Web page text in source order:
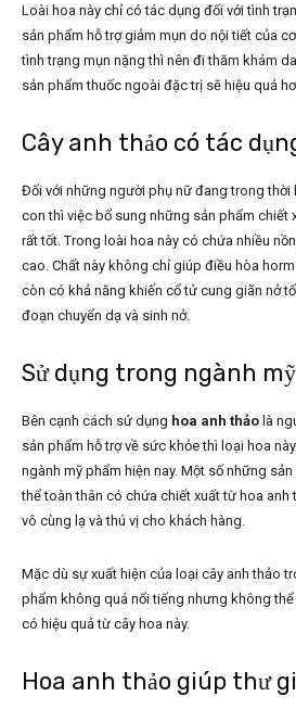
Loài hoa này chỉ có tác dụng đối với tình
sản phẩm hỗ trợ giảm mụn do nội tiết của
tình trạng mụn nặng thì nên đi thăm khám
sản phẩm thuốc ngoài đặc trị sẽ hiệu quả
Cây anh thảo có tác
Đối với những người phụ nữ đang trong thời
con thì việc bổ sung những sản phẩm chiết
rất tốt. Trong loài hoa này có chứa nhiều
cao. Chất này không chỉ giúp điều hòa
còn có khả năng khiến cổ tử cung giãn nở
đoạn chuyển dạ và sinh nở.
Sử dụng trong ngành
Bên cạnh cách sử dụng hoa anh thảo là
sản phẩm hỗ trợ về sức khỏe thì loại hoa
ngành mỹ phẩm hiện nay. Một số những
thể toàn thân có chứa chiết xuất từ hoa anh
vô cùng lạ và thú vị cho khách hàng.
Mặc dù sự xuất hiện của loại cây anh thảo
phẩm không quá nổi tiếng nhưng không
có hiệu quả từ cây hoa này.
Hoa anh thảo giúp thư